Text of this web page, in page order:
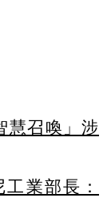
慧召喚」涉
業部長：